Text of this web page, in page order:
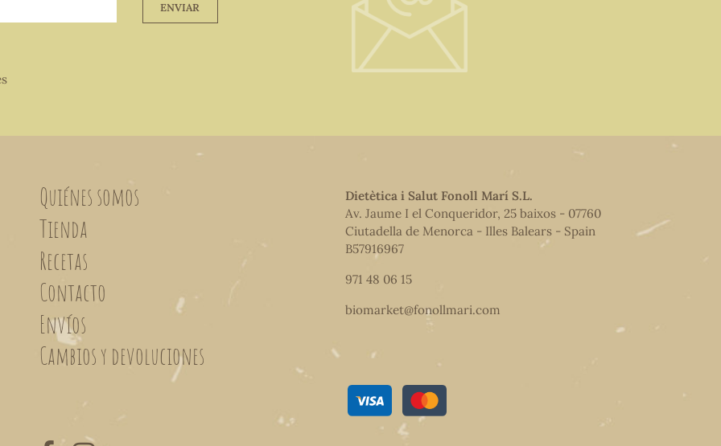
ENVIAR
Quiénes somos
Tienda
Recetas
Contacto
Envíos
Cambios y devoluciones
Dietètica i Salut Fonoll Marí S.L.
Av. Jaume I el Conqueridor, 25 baixos - 07760
Ciutadella de Menorca - Illes Balears - Spain
B57916967
971 48 06 15
biomarket@fonollmari.com